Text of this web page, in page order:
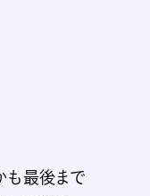
も最後まで